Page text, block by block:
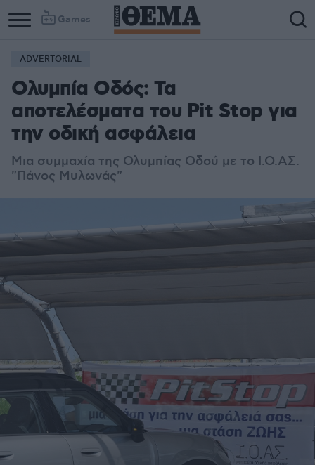
Games
ADVERTORIAL
Ολυμπία Οδός: Τα
αποτελέσματα του Pit Stop για
την οδική ασφάλεια
Μια συμμαχία της Ολυμπίας Οδού με το Ι.Ο.ΑΣ.
"Πάνος Μυλωνάς"